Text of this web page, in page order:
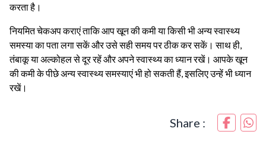
करता है।
नियमित चेकअप कराएं ताकि आप खून की कमी या किसी भी अन्य स्वास्थ्य
समस्या का पता लगा सकें और उसे सही समय पर ठीक कर सकें। साथ ही,
तंबाकू या अल्कोहल से दूर रहें और अपने स्वास्थ्य का ध्यान रखें। आपके खून
की कमी के पीछे अन्य स्वास्थ्य समस्याएं भी हो सकती हैं, इसलिए उन्हें भी ध्यान
रखें।
Share :